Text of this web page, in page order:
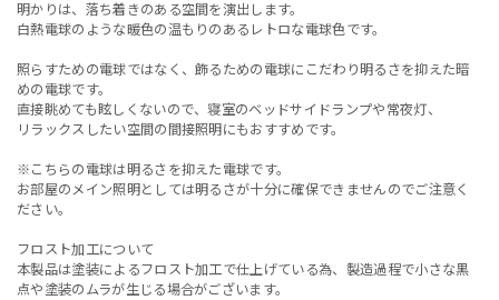
明かりは、落ち着きのある空間を演出します。
白熱電球のような暖色の温もりのあるレトロな電球色です。
照らすための電球ではなく、飾るための電球にこだわり明るさを抑えた暗
めの電球です。
直接眺めても眩しくないので、寝室のベッドサイドランプや常夜灯、
リラックスしたい空間の間接照明にもおすすめです。
※こちらの電球は明るさを抑えた電球です。
お部屋のメイン照明としては明るさが十分に確保できませんのでご注意く
ださい。
フロスト加工について
本製品は塗装によるフロスト加工で仕上げている為、製造過程で小さな黒
点や塗装のムラが生じる場合がございます。